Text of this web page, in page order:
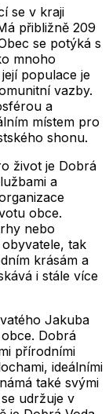
se v kraji
přibližně 209
se potýká s
mnoho
populace je
vazby.
a
místem pro
shonu.
život je Dobrá
a
obce.
nebo
tak
krásám a
i stále více
Jakuba
Dobrá
přírodními
ideálními
také svými
udržuje v